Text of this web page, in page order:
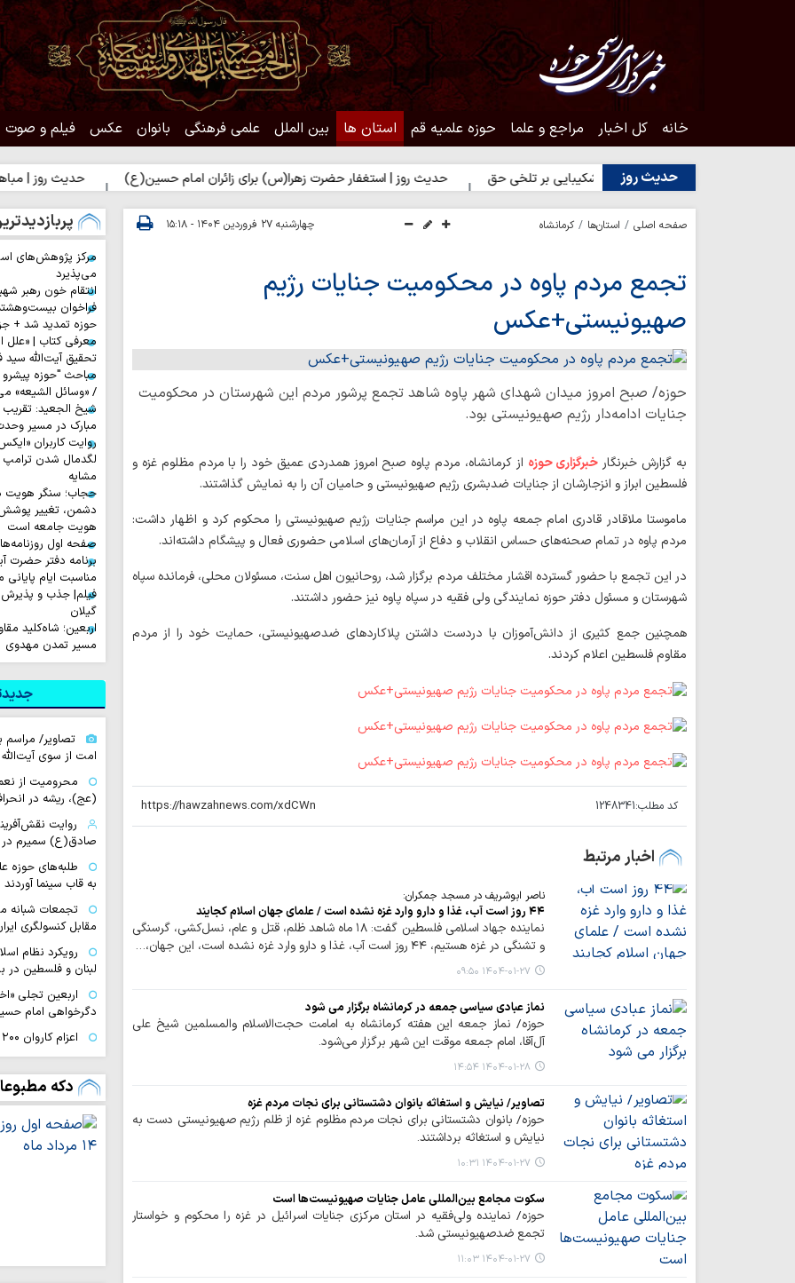
خانه کل اخبار مراجع و علما حوزه علمیه قم استان ها بین الملل علمی فرهنگی بانوان عکس فیلم و صوت
حدیث روز
حدیث روز | شکیبایی بر تلخی حق حدیث روز | استغفار حضرت زهرا(س) برای زائران امام حسین(ع) حدیث روز | مباهات
صفحه اصلی استان‌ها کرمانشاه چهارشنبه ۲۷ فروردین ۱۴۰۴ - ۱۵:۱۸
تجمع مردم پاوه در محکومیت جنایات رژیم
صهیونیستی+عکس
حوزه/ صبح امروز میدان شهدای شهر پاوه شاهد تجمع پرشور مردم این شهرستان در محکومیت
جنایات ادامه‌دار رژیم صهیونیستی بود.
به گزارش خبرنگار خبرگزاری حوزه از کرمانشاه، مردم پاوه صبح امروز همدردی عمیق خود را با مردم مظلوم غزه و
فلسطین ابراز و انزجارشان از جنایات ضدبشری رژیم صهیونیستی و حامیان آن را به نمایش گذاشتند.
ماموستا ملاقادر قادری امام جمعه پاوه در این مراسم جنایات رژیم صهیونیستی را محکوم کرد و اظهار داشت:
مردم پاوه در تمام صحنه‌های حساس انقلاب و دفاع از آرمان‌های اسلامی حضوری فعال و پیشگام داشته‌اند.
در این تجمع با حضور گسترده اقشار مختلف مردم برگزار شد، روحانیون اهل سنت، مسئولان محلی، فرمانده سپاه
شهرستان و مسئول دفتر حوزه نمایندگی ولی فقیه در سپاه پاوه نیز حضور داشتند.
همچنین جمع کثیری از دانش‌آموزان با دردست داشتن پلاکاردهای ضدصهیونیستی، حمایت خود را از مردم
مقاوم فلسطین اعلام کردند.
کد مطلب:1248341
اخبار مرتبط
ناصر ابوشریف در مسجد جمکران:
۴۴ روز است آب، غذا و دارو وارد غزه نشده است / علمای جهان اسلام کجایند
نماینده جهاد اسلامی فلسطین گفت: ۱۸ ماه شاهد ظلم، قتل و عام، نسل‌کشی، گرسنگی
و تشنگی در غزه هستیم، ۴۴ روز است آب، غذا و دارو وارد غزه نشده است، این جهان،…
۱۴۰۴-۰۱-۲۷ ۰۹:۵۰
نماز عبادی‌ سیاسی جمعه در کرمانشاه برگزار می شود
حوزه/ نماز جمعه این هفته کرمانشاه به‌ امامت حجت‌الاسلام والمسلمین شیخ علی
آل‌آقا، امام جمعه موقت این شهر برگزار می‌شود.
۱۴۰۴-۰۱-۲۸ ۱۴:۵۴
تصاویر/ نیایش و استغاثه بانوان دشتستانی برای نجات مردم غزه
حوزه/ بانوان دشتستانی برای نجات مردم مظلوم غزه از ظلم رژیم صهیونیستی دست به
نیایش و استغاثه برداشتند.
۱۴۰۴-۰۱-۲۷ ۱۰:۳۱
سکوت مجامع بین‌المللی عامل جنایات صهیونیست‌ها است
حوزه/ نماینده ولی‌فقیه در استان مرکزی جنایات اسرائیل در غزه را محکوم و خواستار
تجمع ضدصهیونیستی شد.
۱۴۰۴-۰۱-۲۷ ۱۱:۰۳
مرکز پژوهش‌های
می‌پذیرد
انتقام خون رهبر
فراخوان
حوزه تمدید شد +
معرفی کتاب | «علل
تحقیق آیت‌الله سید
مباحث "حوزه پیشرو
/ «وسائل الشیعه»
شیخ الجعید: تقریب
مبارک در مسیر
لگدمال شدن ترامپ
مشایه
حجاب؛ سنگر هویت
دشمن، تغییر پوشش
هویت جامعه است
صفحه اول روزنامه‌های
برنامه دفتر حضرت
مناسبت ایام پایانی
فیلم| جذب و پذیرش
گیلان
اربعین؛ شاه‌کلید
مسیر تمدن مهدوی
تصاویر/ مراسم
امت از سوی آیت‌الله
محرومیت از
(عج)، ریشه در
روایت
صادق(ع) سمیرم
طلبه‌های حوزه
به قاب سینما آوردند
تجمعات شبانه
مقابل کنسولگری
رویکرد نظام
لبنان و فلسطین در
اربعین تجلی
دگرخواهی امام
بویراحمدی به
تجربه متفاوت
تا کربلا
ناگفته‌های
خراسان از مسیر عشق
متناسب با شتاب
دکه